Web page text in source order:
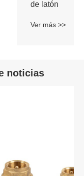
noticias